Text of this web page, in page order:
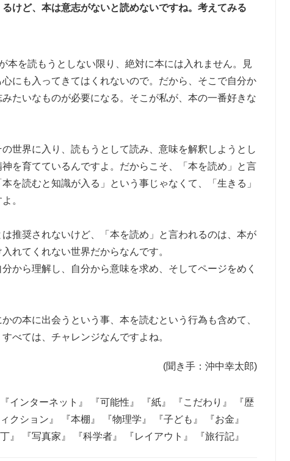
けど、本は意志がないと読めないですね。考えてみる
本を読もうとしない限り、絶対に本には入れません。見
にも入ってきてはくれないので。だから、そこで自分か
たいなものが必要になる。そこが私が、本の一番好きな
世界に入り、読もうとして読み、意味を解釈しようとし
を育てているんですよ。だからこそ、「本を読め」と言
を読むと知識が入る」という事じゃなくて、「生きる」
。
推奨されないけど、「本を読め」と言われるのは、本が
れてくれない世界だからなんです。
から理解し、自分から意味を求め、そしてページをめく
の本に出会うという事、本を読むという行為も含めて、
べては、チャレンジなんですよね。
(聞き手：沖中幸太郎)
『インターネット』 『可能性』 『紙』 『こだわり』
『歴
クション』 『本棚』 『物理学』 『子ども』
『お金』
』 『写真家』 『科学者』 『レイアウト』 『旅行記』